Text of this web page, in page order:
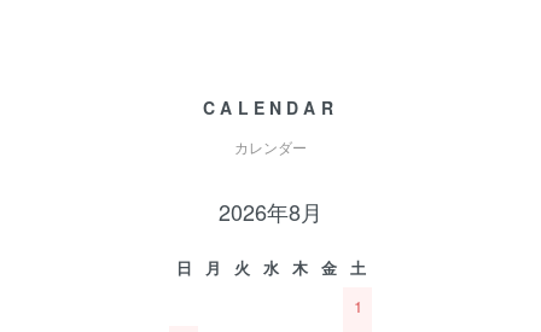
CALENDAR
カレンダー
2026年8月
日 月 火 水 木 金
土
1